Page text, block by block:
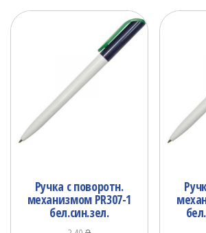
Ручка с поворотн.
механизмом PR307-1
бел.син.зел.